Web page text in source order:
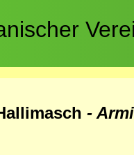
-